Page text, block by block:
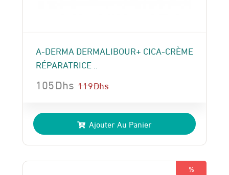
A-DERMA DERMALIBOUR+ CICA-CRÈME
RÉPARATRICE ..
119Dhs
prix
initial
était :
119 Dhs.
105Dhs
prix
actuel
est :
105 Dhs.
Ajouter Au Panier
%